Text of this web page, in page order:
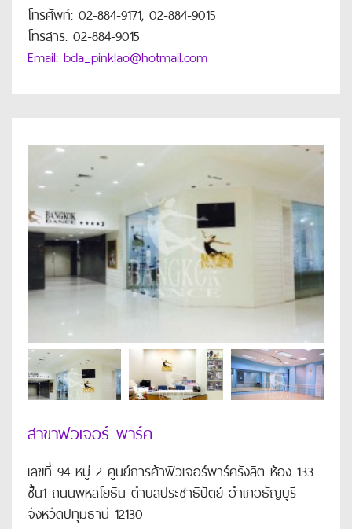
โทรศัพท์: 02-884-9171, 02-884-9015
โทรสาร: 02-884-9015
Email: bda_pinklao@hotmail.com
สาขาฟิวเจอร์ พาร์ค
เลขที่ 94 หมู่ 2 ศูนย์การค้าฟิวเจอร์พาร์ครังสิต ห้อง 133
ชั้น1 ถนนพหลโยธิน ตำบลประชาธิปัตย์ อำเภอธัญบุรี
จังหวัดปทุมธานี 12130